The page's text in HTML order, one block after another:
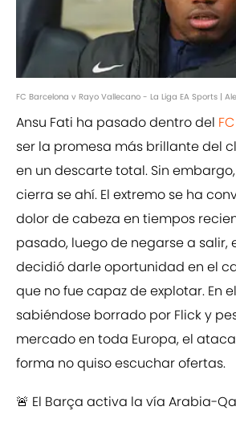
FC Barcelona v Rayo Vallecano - La Liga EA Sports |
Ansu Fati ha pasado dentro del
ser la promesa más brillante del
en un descarte total. Sin
cierra se ahí. El extremo se ha
dolor de cabeza en tiempos
pasado, luego de negarse a salir,
decidió darle oportunidad en el
que no fue capaz de explotar. En
sabiéndose borrado por Flick y
mercado en toda Europa, el
forma no quiso escuchar ofertas.
🚨 El Barça activa la vía Arabia-